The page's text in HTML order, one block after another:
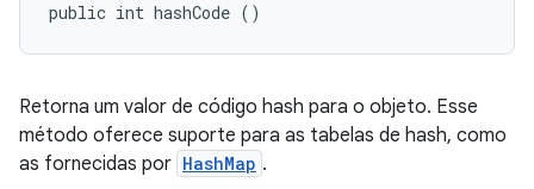
public int hashCode ()
Retorna um valor de código hash para o objeto. Esse
método oferece suporte para as tabelas de hash, como
as fornecidas por HashMap .